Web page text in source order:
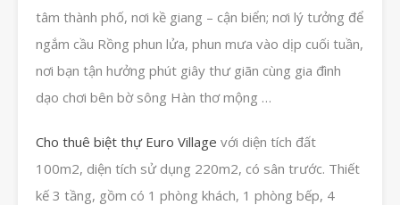
tâm thành phố, nơi kề giang – cận biển; nơi lý tưởng để
ngắm cầu Rồng phun lửa, phun mưa vào dịp cuối tuần,
nơi bạn tận hưởng phút giây thư giãn cùng gia đình
dạo chơi bên bờ sông Hàn thơ mộng …
Cho thuê biệt thự Euro Village với diện tích đất
100m2, diện tích sử dụng 220m2, có sân trước. Thiết
kế 3 tầng, gồm có 1 phòng khách, 1 phòng bếp, 4